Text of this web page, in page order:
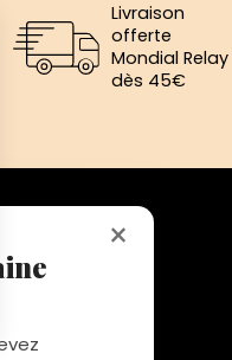
Livraison
offerte
Mondial Relay
dès 45€
Eysines
×